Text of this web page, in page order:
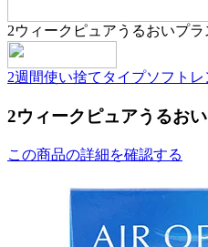
2ウィークピュアうるおいプラ
2週間使い捨てタイプソフトレ
2ウィークピュアうるお
この商品の詳細を確認する